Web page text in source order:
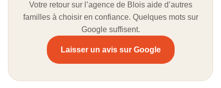
Votre retour sur l’agence de Blois aide d’autres
familles à choisir en confiance. Quelques mots sur
Google suffisent.
Laisser un avis sur Google